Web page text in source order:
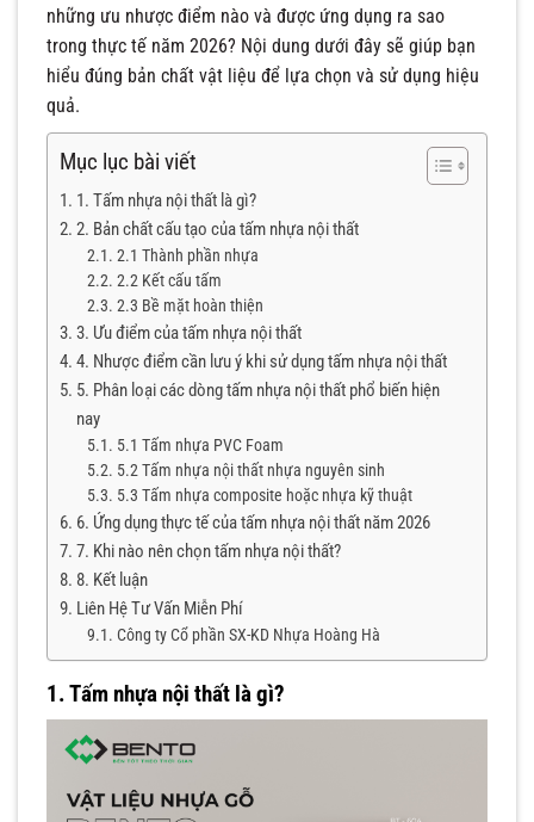
những ưu nhược điểm nào và được ứng dụng ra sao
trong thực tế năm 2026? Nội dung dưới đây sẽ giúp bạn
hiểu đúng bản chất vật liệu để lựa chọn và sử dụng hiệu
quả.
Mục lục bài viết
1. Tấm nhựa nội thất là gì?
2. Bản chất cấu tạo của tấm nhựa nội thất
2.1 Thành phần nhựa
2.2 Kết cấu tấm
2.3 Bề mặt hoàn thiện
3. Ưu điểm của tấm nhựa nội thất
4. Nhược điểm cần lưu ý khi sử dụng tấm nhựa nội thất
5. Phân loại các dòng tấm nhựa nội thất phổ biến hiện
nay
5.1 Tấm nhựa PVC Foam
5.2 Tấm nhựa nội thất nhựa nguyên sinh
5.3 Tấm nhựa composite hoặc nhựa kỹ thuật
6. Ứng dụng thực tế của tấm nhựa nội thất năm 2026
7. Khi nào nên chọn tấm nhựa nội thất?
8. Kết luận
Liên Hệ Tư Vấn Miễn Phí
Công ty Cổ phần SX-KD Nhựa Hoàng Hà
1. Tấm nhựa nội thất là gì?